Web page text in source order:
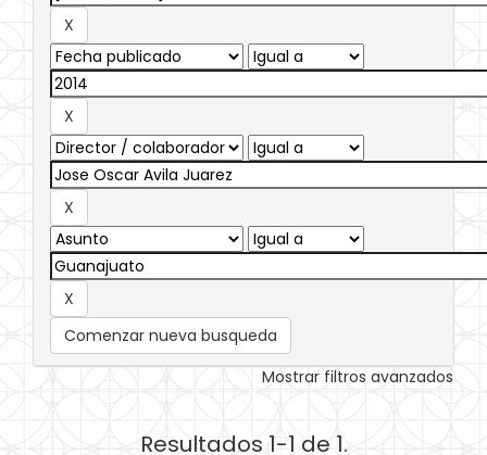
Comenzar nueva busqueda
Mostrar filtros avanzados
Resultados 1-1 de 1.